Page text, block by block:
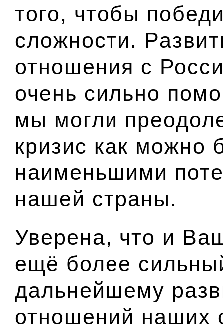
того, чтобы
сложности.
отношения с
очень сильно
мы могли
кризис как можно
наименьшими
нашей страны.
Уверена, что и
ещё более
дальнейшему
отношений наших